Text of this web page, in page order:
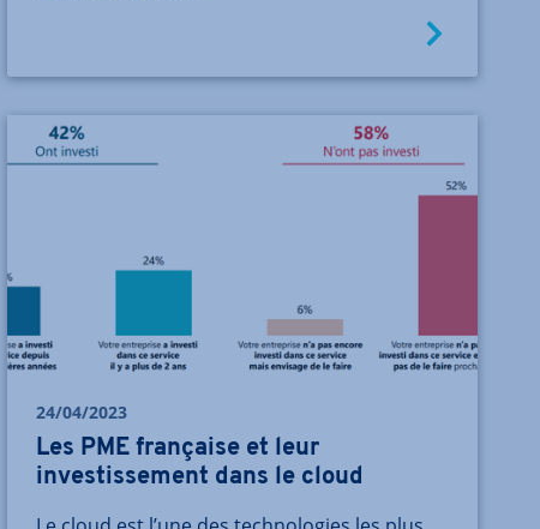
24/04/2023
Les PME française et leur
investissement dans le cloud